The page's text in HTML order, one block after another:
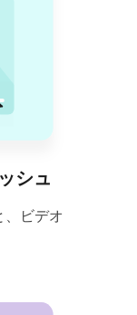
シュ
、ビデオ